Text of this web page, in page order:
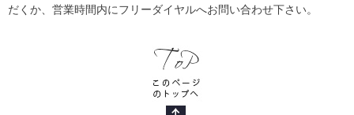
だくか、営業時間内にフリーダイヤルへお問い合わせ下さい。